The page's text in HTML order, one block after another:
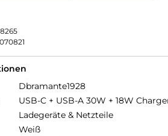
Dbramante1928
USB-C + USB-A 30W + 18W
Ladegeräte & Netzteile
Weiß